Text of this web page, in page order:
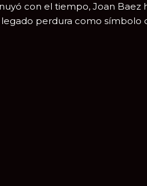
con el tiempo, Joan Baez
legado perdura como símbolo